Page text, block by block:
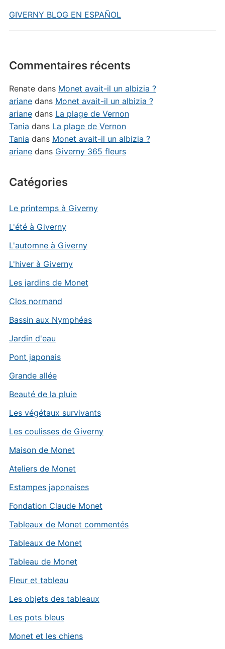
GIVERNY BLOG EN ESPAÑOL
Commentaires récents
Renatedans Monet avait-il un albizia ?
arianedans Monet avait-il un albizia ?
arianedans La plage de Vernon
Tania dans La plage de Vernon
Tania dans Monet avait-il un albizia ?
arianedans Giverny 365 fleurs
Catégories
Le printemps à Giverny
L'été à Giverny
L'automne à Giverny
L'hiver à Giverny
Les jardins de Monet
Clos normand
Bassin aux Nymphéas
Jardin d'eau
Pont japonais
Grande allée
Beauté de la pluie
Les végétaux survivants
Les coulisses de Giverny
Maison de Monet
Ateliers de Monet
Estampes japonaises
Fondation Claude Monet
Tableaux de Monet commentés
Tableaux de Monet
Tableau de Monet
Fleur et tableau
Les objets des tableaux
Les pots bleus
Monet et les chiens